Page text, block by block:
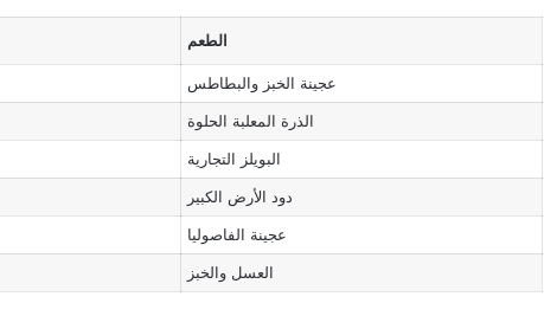
الطعم
عجينة الخبز والبطاطس
الذرة المعلبة الحلوة
البويلز التجارية
دود الأرض الكبير
عجينة الفاصوليا
العسل والخبز